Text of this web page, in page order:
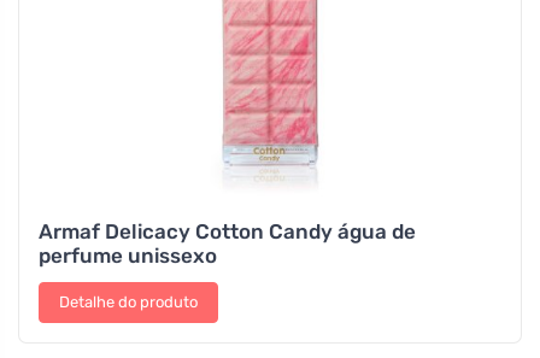
Armaf Delicacy Cotton Candy água de
perfume unissexo
Detalhe do produto